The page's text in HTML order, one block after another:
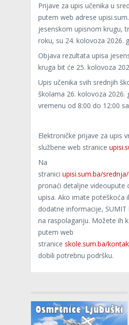
Prijave za upis učenika u
putem web adrese
jesenskom upisnom krugu,
roku, su 24. kolovoza 2026.
Objava rezultata upisa
kruga bit će 25. kolovoza
Upis učenika svih srednjih
školama 26. kolovoza 2026.
vremenu od 8:00 do 12:00
Elektroničke prijave za upis
službene web stranice
Na
stranici upisi.sum.ba/
pronaći detaljne videoupute
upisa. Ako imate poteškoća
dodatne informacije,
na raspolaganju. Možete ih
putem web
stranice skole.sum.ba/
dobili potrebnu podršku.